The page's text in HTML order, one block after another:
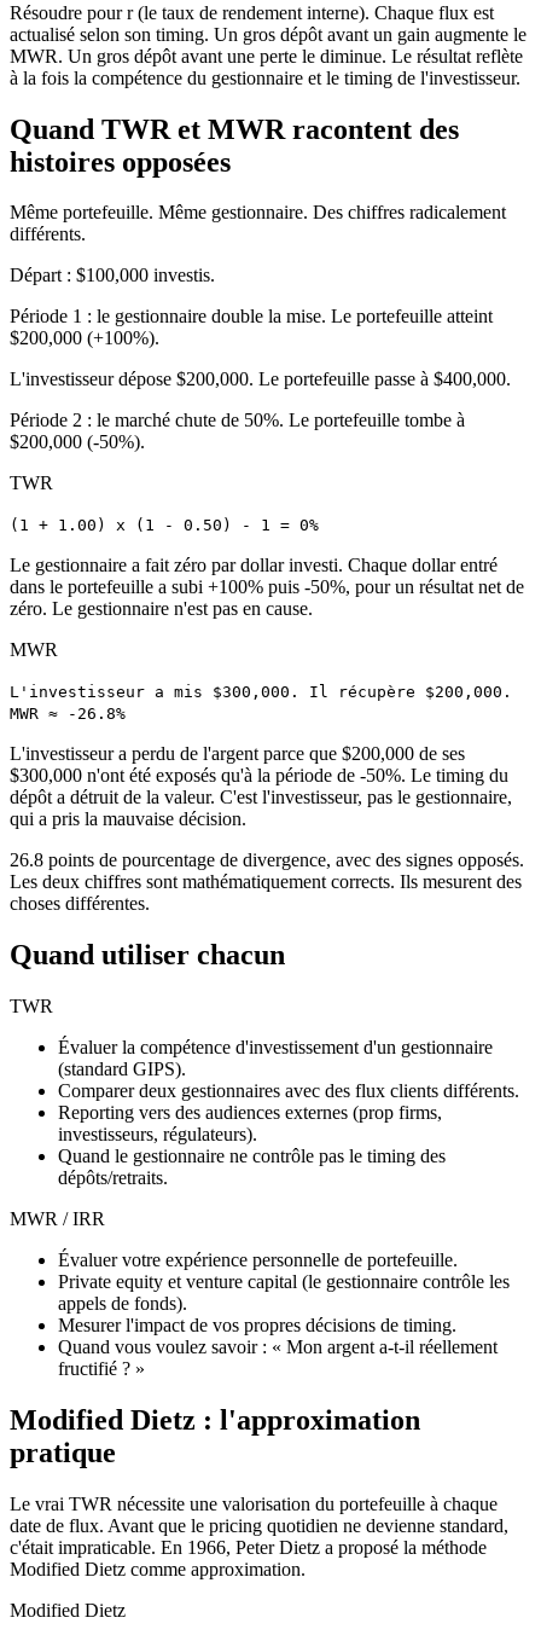
Résoudre pour r (le taux de rendement interne). Chaque flux est
actualisé selon son timing. Un gros dépôt avant un gain augmente le
MWR. Un gros dépôt avant une perte le diminue. Le résultat reflète
à la fois la compétence du gestionnaire et le timing de l'investisseur.
Quand TWR et MWR racontent des
histoires opposées
Même portefeuille. Même gestionnaire. Des chiffres radicalement
différents.
Départ : $100,000 investis.
Période 1 : le gestionnaire double la mise. Le portefeuille atteint
$200,000 (+100%).
L'investisseur dépose $200,000. Le portefeuille passe à $400,000.
Période 2 : le marché chute de 50%. Le portefeuille tombe à
$200,000 (-50%).
TWR
(1 + 1.00) x (1 - 0.50) - 1 = 0%
Le gestionnaire a fait zéro par dollar investi. Chaque dollar entré
dans le portefeuille a subi +100% puis -50%, pour un résultat net de
zéro. Le gestionnaire n'est pas en cause.
MWR
L'investisseur a mis $300,000. Il récupère $200,000.
MWR ≈ -26.8%
L'investisseur a perdu de l'argent parce que $200,000 de ses
$300,000 n'ont été exposés qu'à la période de -50%. Le timing du
dépôt a détruit de la valeur. C'est l'investisseur, pas le gestionnaire,
qui a pris la mauvaise décision.
26.8 points de pourcentage de divergence, avec des signes opposés.
Les deux chiffres sont mathématiquement corrects. Ils mesurent des
choses différentes.
Quand utiliser chacun
TWR
Évaluer la compétence d'investissement d'un gestionnaire
(standard GIPS).
Comparer deux gestionnaires avec des flux clients différents.
Reporting vers des audiences externes (prop firms,
investisseurs, régulateurs).
Quand le gestionnaire ne contrôle pas le timing des
dépôts/retraits.
MWR / IRR
Évaluer votre expérience personnelle de portefeuille.
Private equity et venture capital (le gestionnaire contrôle les
appels de fonds).
Mesurer l'impact de vos propres décisions de timing.
Quand vous voulez savoir : « Mon argent a-t-il réellement
fructifié ? »
Modified Dietz : l'approximation
pratique
Le vrai TWR nécessite une valorisation du portefeuille à chaque
date de flux. Avant que le pricing quotidien ne devienne standard,
c'était impraticable. En 1966, Peter Dietz a proposé la méthode
Modified Dietz comme approximation.
Modified Dietz